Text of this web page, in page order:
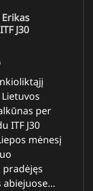
J30
per
ITF J30
mėnesį
abiejuose…